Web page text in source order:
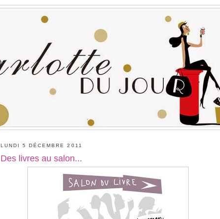
LUNDI 5 DÉCEMBRE 2011
Des livres au salon...